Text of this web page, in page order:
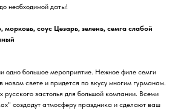
необходимой даты!
морковь, соус Цезарь, зелень, семга слабой
одно большое мероприятие. Нежное филе семги
новом свете и придется по вкусу многим гурманам.
русского застолья для большой компании. Всеми
создадут атмосферу праздника и сделают ваш